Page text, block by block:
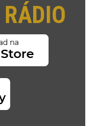
RÁDIO